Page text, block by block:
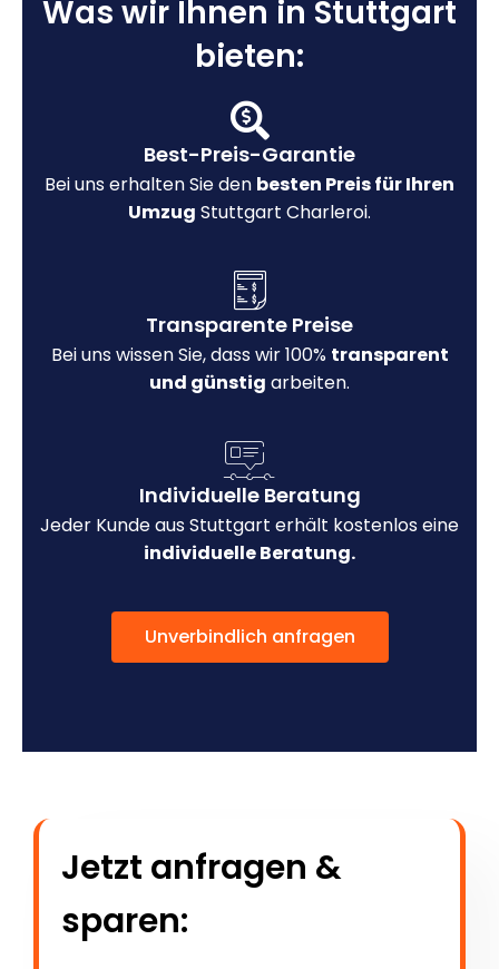
Was wir Ihnen in Stuttgart
bieten:
Best-Preis-Garantie
Bei uns erhalten Sie den besten Preis für Ihren
Umzug Stuttgart Charleroi.
Transparente Preise
Bei uns wissen Sie, dass wir 100% transparent
und günstig arbeiten.
Individuelle Beratung
Jeder Kunde aus Stuttgart erhält kostenlos eine
individuelle Beratung.
Unverbindlich anfragen
Jetzt anfragen &
sparen: